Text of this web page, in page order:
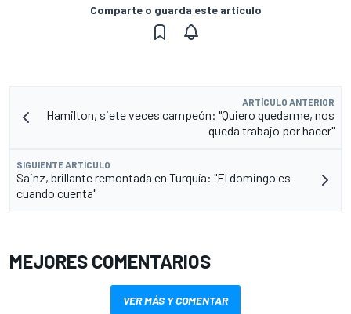
Comparte o guarda este artículo
ARTÍCULO ANTERIOR
Hamilton, siete veces campeón: "Quiero quedarme, nos
queda trabajo por hacer"
SIGUIENTE ARTÍCULO
Sainz, brillante remontada en Turquía: "El domingo es
cuando cuenta"
MEJORES COMENTARIOS
VER MÁS Y COMENTAR